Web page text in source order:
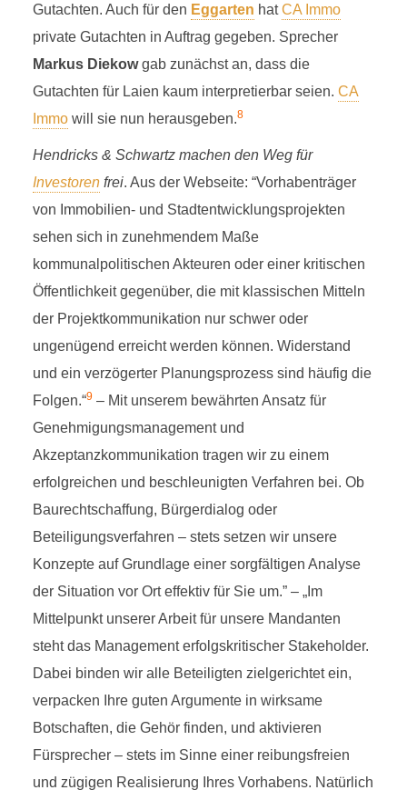
Gutachten. Auch für den Eggarten hatCA Immo
private Gutachten in Auftrag gegeben. Sprecher
Markus Diekowgab zunächst an, dass die
Gutachten für Laien kaum interpretierbar seien. CA
Immowill sie nun herausgeben.8
Hendricks & Schwartz machen den Weg für
Investorenfrei. Aus der Webseite: “Vorhabenträger
von Immobilien- und Stadtentwicklungsprojekten
sehen sich in zunehmendem Maße
kommunalpolitischen Akteuren oder einer kritischen
Öffentlichkeit gegenüber, die mit klassischen Mitteln
der Projektkommunikation nur schwer oder
ungenügend erreicht werden können. Widerstand
und ein verzögerter Planungsprozess sind häufig die
Folgen.“9– Mit unserem bewährten Ansatz für
Genehmigungsmanagement und
Akzeptanzkommunikation tragen wir zu einem
erfolgreichen und beschleunigten Verfahren bei. Ob
Baurechtschaffung, Bürgerdialog oder
Beteiligungsverfahren – stets setzen wir unsere
Konzepte auf Grundlage einer sorgfältigen Analyse
der Situation vor Ort effektiv für Sie um.” – „Im
Mittelpunkt unserer Arbeit für unsere Mandanten
steht das Management erfolgskritischer Stakeholder.
Dabei binden wir alle Beteiligten zielgerichtet ein,
verpacken Ihre guten Argumente in wirksame
Botschaften, die Gehör finden, und aktivieren
Fürsprecher – stets im Sinne einer reibungsfreien
und zügigen Realisierung Ihres Vorhabens. Natürlich